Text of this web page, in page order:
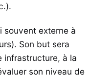
souvent externe à
Son but sera
infrastructure, à la
son niveau de